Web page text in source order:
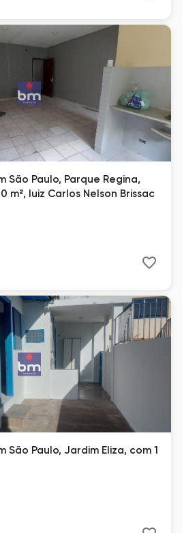
São Paulo, Parque Regina,
m², luiz Carlos Nelson Brissac
São Paulo, Jardim Eliza, com 1